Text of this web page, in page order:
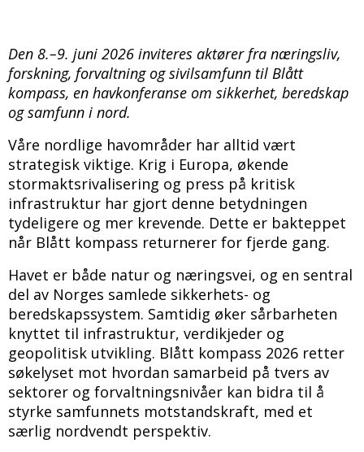
Den 8.–9. juni 2026 inviteres aktører fra næringsliv,
forskning, forvaltning og sivilsamfunn til Blått
kompass, en havkonferanse om sikkerhet, beredskap
og samfunn i nord.
Våre nordlige havområder har alltid vært
strategisk viktige. Krig i Europa, økende
stormaktsrivalisering og press på kritisk
infrastruktur har gjort denne betydningen
tydeligere og mer krevende. Dette er bakteppet
når Blått kompass returnerer for fjerde gang.
Havet er både natur og næringsvei, og en sentral
del av Norges samlede sikkerhets- og
beredskapssystem. Samtidig øker sårbarheten
knyttet til infrastruktur, verdikjeder og
geopolitisk utvikling. Blått kompass 2026 retter
søkelyset mot hvordan samarbeid på tvers av
sektorer og forvaltningsnivåer kan bidra til å
styrke samfunnets motstandskraft, med et
særlig nordvendt perspektiv.